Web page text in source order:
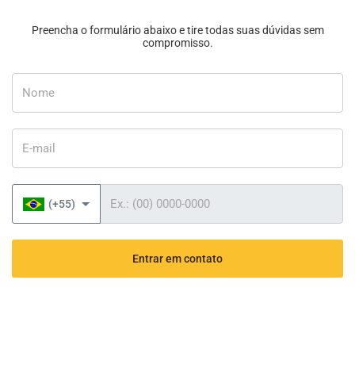
Preencha o formulário abaixo e tire todas suas dúvidas sem
compromisso.
(+55)
Entrar em contato